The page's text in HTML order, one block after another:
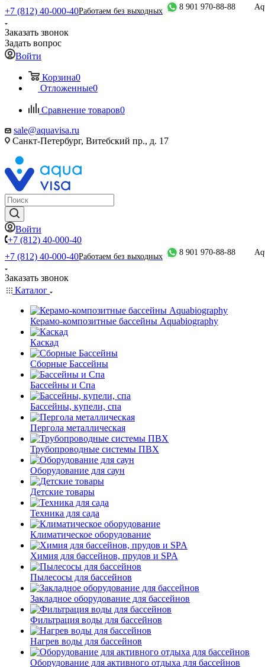
+7 (812) 40-000-40Работаем без выходных 8 901 970-88-88
Заказать звонок
Задать вопрос
Войти
Корзина0
Отложенные0
Сравнение товаров0
sale@aquavisa.ru
Санкт-Петербург, Витебский пр., д. 17
Войти
+7 (812) 40-000-40
+7 (812) 40-000-40Работаем без выходных 8 901 970-88-88
Заказать звонок
Каталог
Керамо-композитные бассейны Aquabiography
Каскад
Сборные Бассейны
Бассейны и Спа
Бассейны, купели, спа
Пергола металлическая
Трубопроводные системы ПВХ
Оборудование для саун
Детские товары
Техника для сада
Климатическое оборудование
Химия для бассейнов, прудов и SPA
Пылесосы для бассейнов
Закладное оборудование для бассейнов
Фильтрация воды для бассейнов
Нагрев воды для бассейнов
Оборудование для активного отдыха для бассейнов